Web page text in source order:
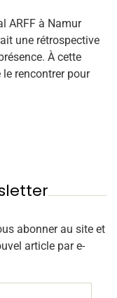
ARFF à Namur
une rétrospective
À cette
rencontrer pour
abonner au site et
article par e-